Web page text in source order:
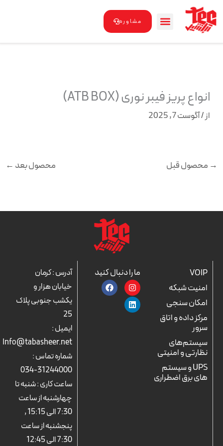
محتوا
مشاوره
انواع پریز فیبر نوری (ATB BOX)
از/آگوست 7, 2025
→ محصول قبل محصول بعد ←
VOIP
امنیت شبکه
امکان سنجی
مرکز داده و اتاق
سرور
سیستم‌های
نظارتی و امنیتی
UPS و سیستم
های برق اضطراری
ما را دنبال کنید
I
n
s
t
a
F
a
c
L
i
n
k
e
آدرس : کرمان
خیابان هزار و
یکشب جنوبی پلاک
25
ایمیل :
Info@tabasheer.net
شماره تماس :
31244000-034
ساعت کاری : شنبه تا
چهارشنبه از ساعت
7:30 الی 15:15 ,
پنجشنبه از ساعت
7:30 الی 12:45